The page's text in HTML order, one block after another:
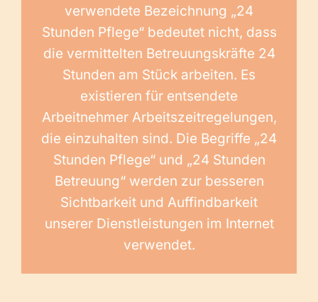
verwendete Bezeichnung „24
Stunden Pflege“ bedeutet nicht, dass
die vermittelten Betreuungskräfte 24
Stunden am Stück arbeiten. Es
existieren für entsendete
Arbeitnehmer Arbeitszeitregelungen,
die einzuhalten sind. Die Begriffe „24
Stunden Pflege“ und „24 Stunden
Betreuung“ werden zur besseren
Sichtbarkeit und Auffindbarkeit
unserer Dienstleistungen im Internet
verwendet.